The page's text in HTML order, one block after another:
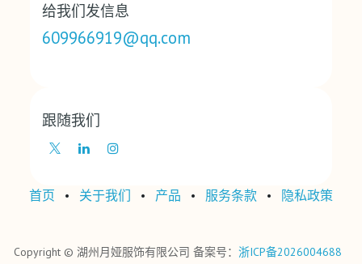
给我们发信息
609966919@qq.com
跟随我们
首页 • 关于我们 • 产品 • ‎服务条款‎ • ‎隐私政策‎
Copyright © 湖州月娅服饰有限公司 备案号： 浙ICP备2026004688